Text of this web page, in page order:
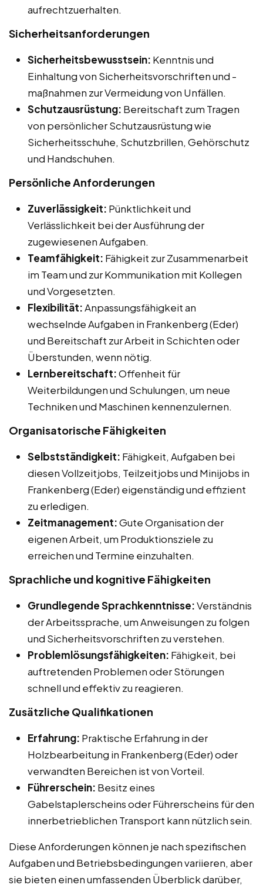
aufrechtzuerhalten.
Sicherheitsanforderungen
Sicherheitsbewusstsein: Kenntnis und
Einhaltung von Sicherheitsvorschriften und -
maßnahmen zur Vermeidung von Unfällen.
Schutzausrüstung: Bereitschaft zum Tragen
von persönlicher Schutzausrüstung wie
Sicherheitsschuhe, Schutzbrillen, Gehörschutz
und Handschuhen.
Persönliche Anforderungen
Zuverlässigkeit: Pünktlichkeit und
Verlässlichkeit bei der Ausführung der
zugewiesenen Aufgaben.
Teamfähigkeit: Fähigkeit zur Zusammenarbeit
im Team und zur Kommunikation mit Kollegen
und Vorgesetzten.
Flexibilität:Anpassungsfähigkeit an
wechselnde Aufgaben in Frankenberg (Eder)
und Bereitschaft zur Arbeit in Schichten oder
Überstunden, wenn nötig.
Lernbereitschaft:Offenheit für
Weiterbildungen und Schulungen, um neue
Techniken und Maschinen kennenzulernen.
Organisatorische Fähigkeiten
Selbstständigkeit: Fähigkeit, Aufgaben bei
diesen Vollzeitjobs, Teilzeitjobs und Minijobs in
Frankenberg (Eder) eigenständig und effizient
zu erledigen.
Zeitmanagement:Gute Organisation der
eigenen Arbeit, um Produktionsziele zu
erreichen und Termine einzuhalten.
Sprachliche und kognitive Fähigkeiten
Grundlegende Sprachkenntnisse:Verständnis
der Arbeitssprache, um Anweisungen zu folgen
und Sicherheitsvorschriften zu verstehen.
Problemlösungsfähigkeiten: Fähigkeit, bei
auftretenden Problemen oder Störungen
schnell und effektiv zu reagieren.
Zusätzliche Qualifikationen
Erfahrung: Praktische Erfahrung in der
Holzbearbeitung in Frankenberg (Eder) oder
verwandten Bereichen ist von Vorteil.
Führerschein: Besitz eines
Gabelstaplerscheins oder Führerscheins für den
innerbetrieblichen Transport kann nützlich sein.
Diese Anforderungen können je nach spezifischen
Aufgaben und Betriebsbedingungen variieren, aber
sie bieten einen umfassenden Überblick darüber,